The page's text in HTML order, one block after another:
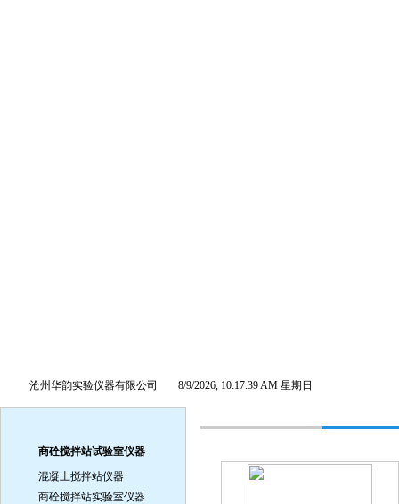
沧州华韵实验仪器有限公司 8/9/2026, 10:17:40 AM 星期日
商砼搅拌站试验室仪器
混凝土搅拌站仪器
商砼搅拌站实验室仪器